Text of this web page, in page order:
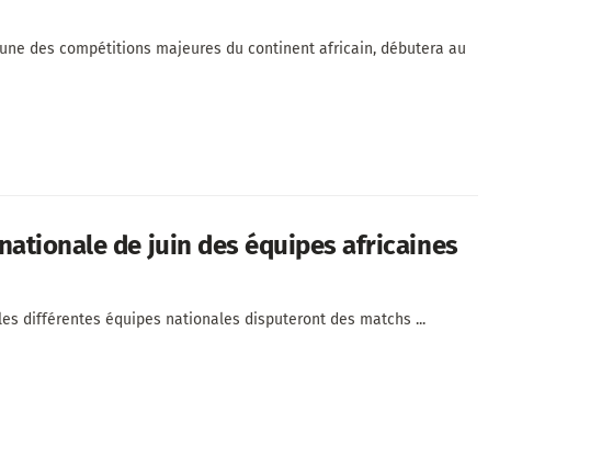
des compétitions majeures du continent africain, débutera au
de juin des équipes africaines
différentes équipes nationales disputeront des matchs ...